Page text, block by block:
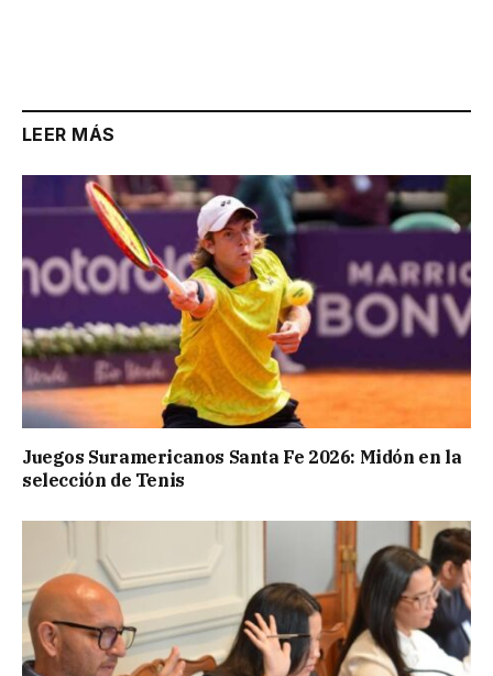
LEER MÁS
Juegos Suramericanos Santa Fe 2026: Midón en la
selección de Tenis